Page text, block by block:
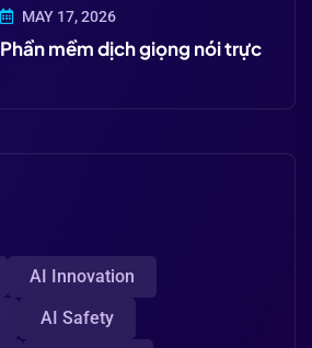
MAY 17, 2026
Phần mềm dịch giọng nói trực
AI Innovation
AI Safety